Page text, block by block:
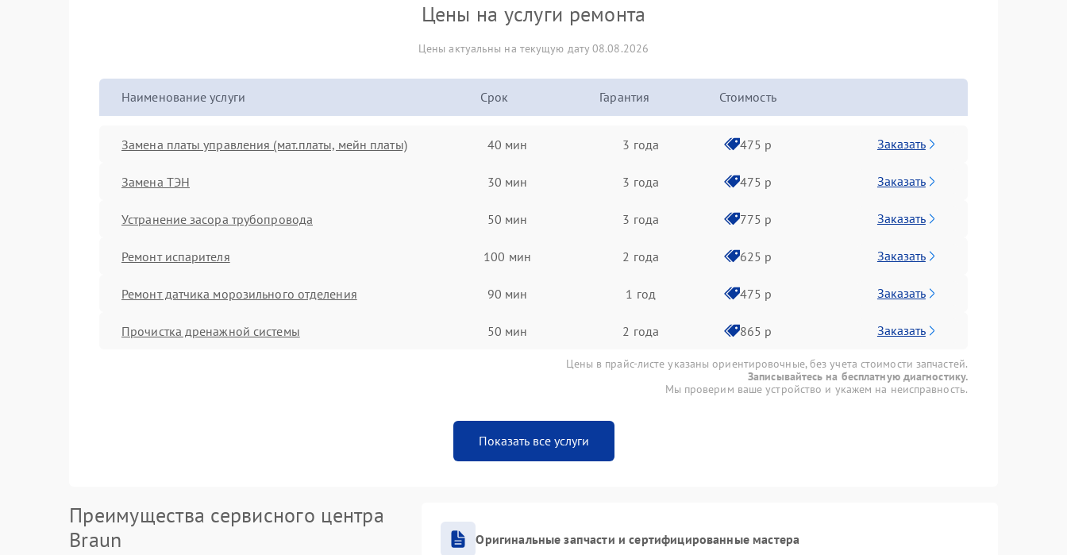
Цены на услуги ремонта
Цены актуальны на текущую дату 08.08.2026
Наименование услуги Срок Гарантия Стоимость
Замена платы управления (мат.платы, мейн платы) 40 мин 3 года 475 р Заказать
Замена ТЭН 30 мин 3 года 475 р Заказать
Устранение засора трубопровода 50 мин 3 года 775 р Заказать
Ремонт испарителя 100 мин 2 года 625 р Заказать
Ремонт датчика морозильного отделения 90 мин 1 год 475 р Заказать
Прочистка дренажной системы 50 мин 2 года 865 р Заказать
Цены в прайс-листе указаны ориентировочные, без учета стоимости запчастей.
Записывайтесь на бесплатную диагностику.
Мы проверим ваше устройство и укажем на неисправность.
Показать все услуги
Преимущества сервисного центра
Braun
Оригинальные запчасти и сертифицированные мастера